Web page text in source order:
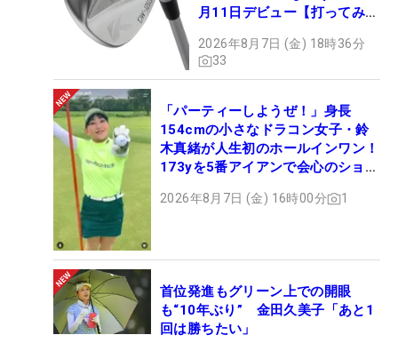
月11日デビュー【打ってみ
2026年8月7日 (金) 18時36分
33
「パーティーしようぜ！」身長
154cmの小さなドラコン女子・鈴
木真緒が人生初のホールインワン！
173yを5番アイアンで会心のショッ
2026年8月7日 (金) 16時00分 1
首位発進もグリーン上での開眼
も“10年ぶり” 金田久美子「あと1
回は勝ちたい」